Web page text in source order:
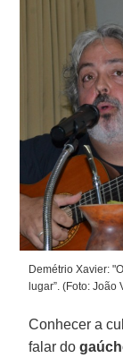
Demétrio Xavier:
lugar”. (Foto: João
Conhecer a
falar do